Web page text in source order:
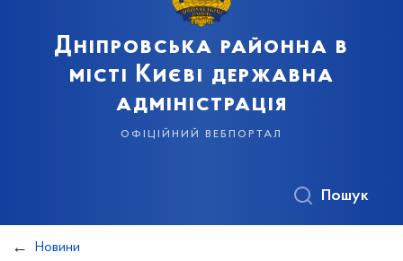
Дніпровська районна в
місті Києві державна
адміністрація
офіційний вебпортал
Пошук
Новини